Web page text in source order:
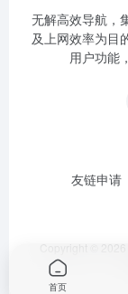
无解高效导航，
及上网效率为目
用户功能
友链申请
Copyright © 2026
首页